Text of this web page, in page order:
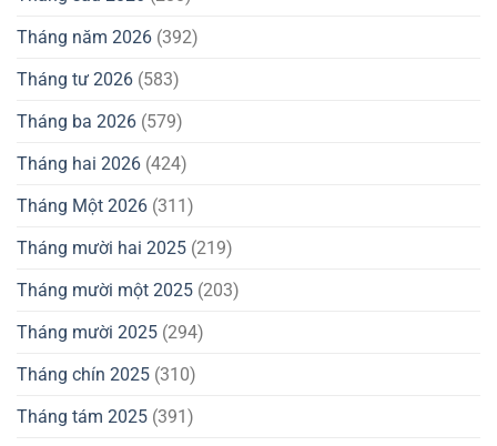
Tháng năm 2026 (392)
Tháng tư 2026 (583)
Tháng ba 2026 (579)
Tháng hai 2026 (424)
Tháng Một 2026 (311)
Tháng mười hai 2025 (219)
Tháng mười một 2025 (203)
Tháng mười 2025 (294)
Tháng chín 2025 (310)
Tháng tám 2025 (391)